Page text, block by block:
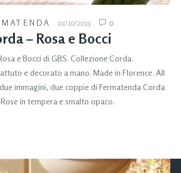
01/10/2015 0
– Rosa e Bocci
e Bocci di GBS. Collezione Corda.
e decorato a mano. Made in Florence. All
immagini, due coppie di Fermatenda Corda
in tempera e smalto opaco.